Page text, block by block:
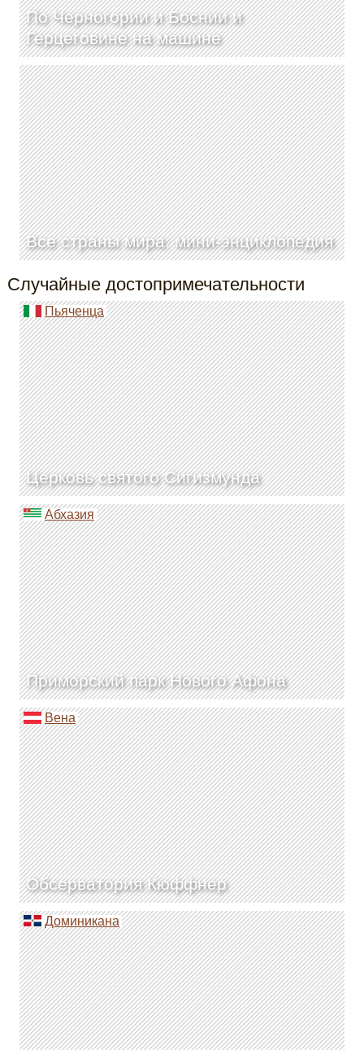
По Черногории и Боснии и
Герцеговине на машине
Все страны мира: мини-энциклопедия
Случайные достопримечательности
Церковь святого Сигизмунда
Пьяченца
Приморский парк Нового Афона
Абхазия
Обсерватория Кюффнер
Вена
Доминикана